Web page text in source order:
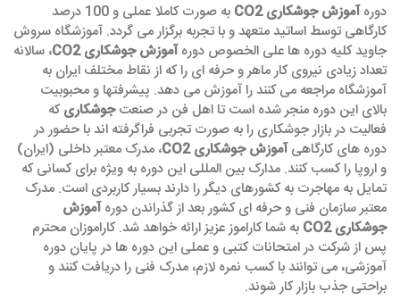
دورهآموزش جوشکاری CO2
به صورت کاملا عملی و 100 درصد
کارگاهی توسط اساتید متعهد و با تجربه برگزار می گردد. آموزشگاه سروش
جاوید کلیه دوره ها علی الخصوص دورهآموزش جوشکاری CO2
، سالانه
تعداد زیادی نیروی کار ماهر و حرفه ای را که از نقاط مختلف ایران به
آموزشگاه مراجعه می کنند را آموزش می دهد. پیشرفتها و محبوبیت
بالای این دوره منجر شده است تا اهل فن در صنعتجوشکاریکه
فعالیت در بازار جوشکاری را به صورت تجربی فراگرفته اند با حضور در
دوره های کارگاهیآموزش جوشکاری CO2
، مدرک معتبر داخلی (ایران)
و اروپا را کسب کنند. مدارک بین المللی این دوره به ویژه برای کسانی که
تمایل به مهاجرت به کشورهای دیگر را دارند بسیار کاربردی است. مدرک
معتبر سازمان فنی و حرفه ای کشور بعد از گذراندن دورهآموزش
جوشکاری CO2
به شما کاراموز عزیز ارائه خواهد شد. کاراموزان محترم
پس از شرکت در امتحانات کتبی و عملی این دوره ها در پایان دوره
آموزشی، می توانند با کسب نمره لازم، مدرک فنی را دریافت کنند و
براحتی جذب بازار کار شوند.